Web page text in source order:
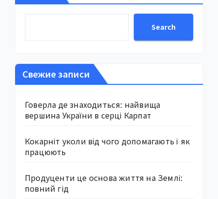
Search
Свежие записи
Говерла де знаходиться: найвища
вершина України в серці Карпат
Кокарніт уколи від чого допомагають і як
працюють
Продуценти це основа життя на Землі:
повний гід